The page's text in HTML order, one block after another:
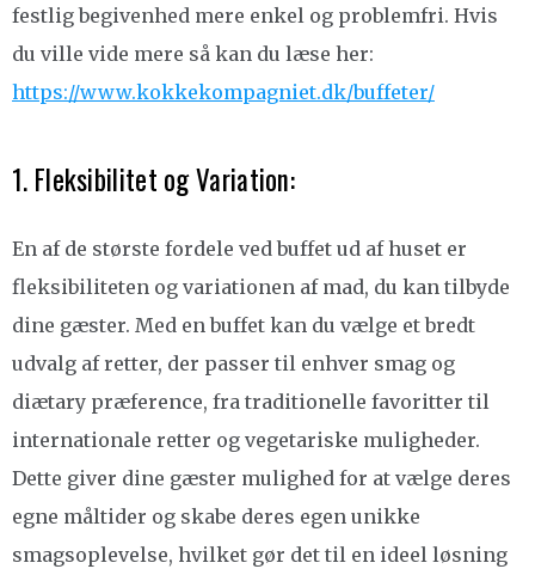
festlig begivenhed mere enkel og problemfri. Hvis
du ville vide mere så kan du læse her:
https://www.kokkekompagniet.dk/buffeter/
1. Fleksibilitet og Variation:
En af de største fordele ved buffet ud af huset er
fleksibiliteten og variationen af mad, du kan tilbyde
dine gæster. Med en buffet kan du vælge et bredt
udvalg af retter, der passer til enhver smag og
diætary præference, fra traditionelle favoritter til
internationale retter og vegetariske muligheder.
Dette giver dine gæster mulighed for at vælge deres
egne måltider og skabe deres egen unikke
smagsoplevelse, hvilket gør det til en ideel løsning